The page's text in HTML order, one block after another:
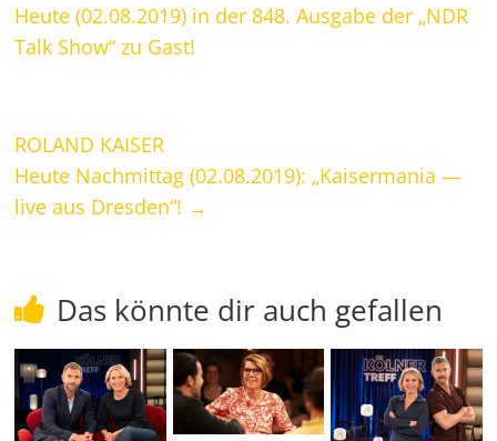
Heute (02.08.2019) in der 848. Ausgabe der „NDR
Talk Show“ zu Gast!
ROLAND KAISER
Heute Nachmittag (02.08.2019): „Kaisermania —
live aus Dresden“! →
Das könnte dir auch gefallen